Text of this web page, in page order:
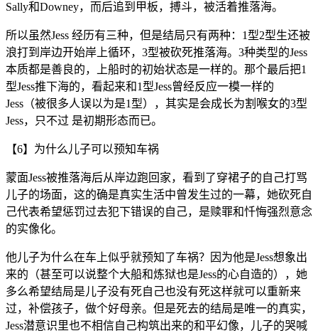
Sally和Downey，而后追到甲板，搏斗，被活着推落海。
所以虽然Jess 经历有三种，但是结局只有两种：1型2型生还被
浪打到岸边开始岸上循环，3型被砍死推落海。3种类型的Jess
本质都是善良的，上船时的初始状态是一样的。那个最后把1
型Jess推下海的，看起来和1型Jess曾经反应一模一样的
Jess（被很多人误以为是1型），其实是会成长为割喉女的3型
Jess，只不过 是初期形态而已。
【6】为什么儿子可以预知车祸
蒙面Jess被推落海后从岸边跑回家，看到了穿裙子的自己打骂
儿子的场面，这的确是真实生活中曾发生过的一幕，她砍死自
己代表希望惩罚过去犯下错误的自己，是赎罪和忏悔强烈意念
的实像化。
他儿子为什么在车上似乎就预知了车祸？因为他是Jess想象出
来的（甚至可以说整个大船和炼狱也是Jess的心自造的），她
多么希望结局是儿子没有死自己也没有死这样就可以重新来
过，补偿孩子，做个好母亲。但是死去的结局是唯一的真实，
Jess潜意识里也不相信自己构筑出来的和平幻像，儿子的哭喊